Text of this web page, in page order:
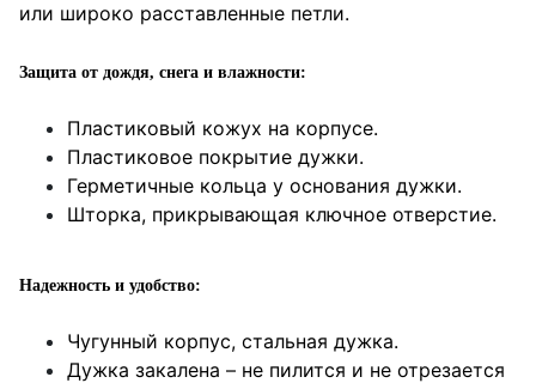
или широко расставленные петли.
Защита от дождя, снега и влажности:
Пластиковый кожух на корпусе.
Пластиковое покрытие дужки.
Герметичные кольца у основания дужки.
Шторка, прикрывающая ключное отверстие.
Надежность и удобство:
Чугунный корпус, стальная дужка.
Дужка закалена – не пилится и не отрезается